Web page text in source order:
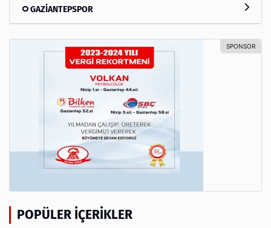
GAZİANTEPSPOR
POPÜLER İÇERIKLER